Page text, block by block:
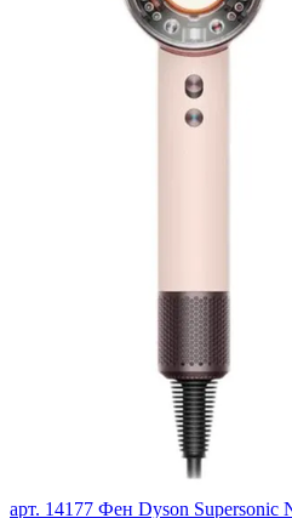
арт. 14177 Фен Dyson Supersonic